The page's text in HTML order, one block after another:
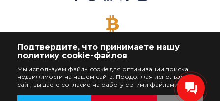
Купите Любую Недвижимость за Биткойны
Подтвердите, что принимаете нашу
политику cookie-файлов
Мы используем файлы cookie для оптимизации поиска
недвижимости на нашем сайте. Продолжая использовать
сайт, вы даете согласие на работу с этими файлами.